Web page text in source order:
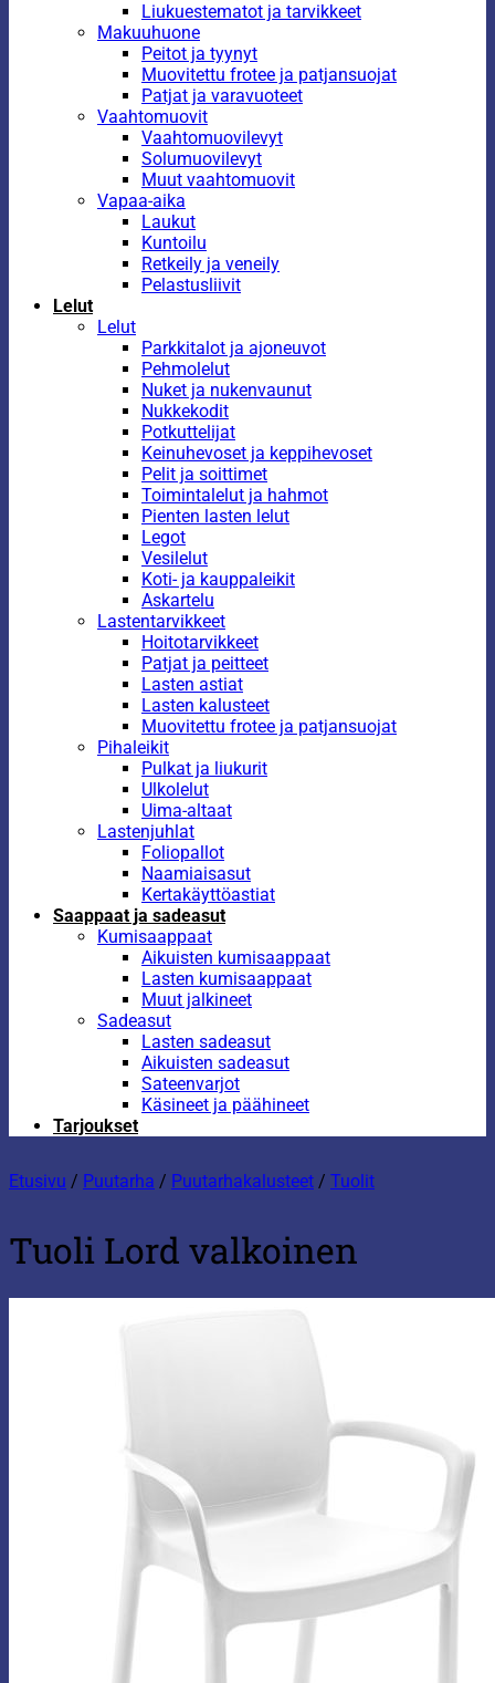
Liukuestematot ja tarvikkeet
Makuuhuone
Peitot ja tyynyt
Muovitettu frotee ja patjansuojat
Patjat ja varavuoteet
Vaahtomuovit
Vaahtomuovilevyt
Solumuovilevyt
Muut vaahtomuovit
Vapaa-aika
Laukut
Kuntoilu
Retkeily ja veneily
Pelastusliivit
Lelut
Lelut
Parkkitalot ja ajoneuvot
Pehmolelut
Nuket ja nukenvaunut
Nukkekodit
Potkuttelijat
Keinuhevoset ja keppihevoset
Pelit ja soittimet
Toimintalelut ja hahmot
Pienten lasten lelut
Legot
Vesilelut
Koti- ja kauppaleikit
Askartelu
Lastentarvikkeet
Hoitotarvikkeet
Patjat ja peitteet
Lasten astiat
Lasten kalusteet
Muovitettu frotee ja patjansuojat
Pihaleikit
Pulkat ja liukurit
Ulkolelut
Uima-altaat
Lastenjuhlat
Foliopallot
Naamiaisasut
Kertakäyttöastiat
Saappaat ja sadeasut
Kumisaappaat
Aikuisten kumisaappaat
Lasten kumisaappaat
Muut jalkineet
Sadeasut
Lasten sadeasut
Aikuisten sadeasut
Sateenvarjot
Käsineet ja päähineet
Tarjoukset
Etusivu / Puutarha / Puutarhakalusteet / Tuolit
Tuoli Lord valkoinen